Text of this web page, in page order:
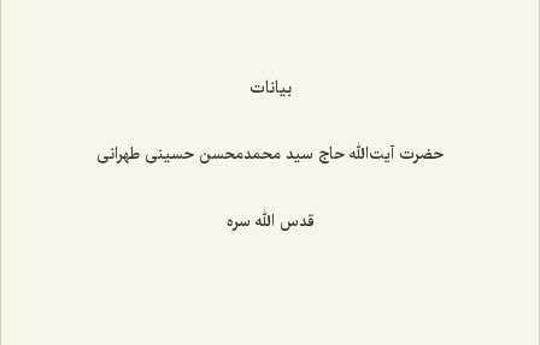
بیانات
حضرت آیت‌الله حاج سید محمدمحسن حسینی طهرانی
قدس الله سره